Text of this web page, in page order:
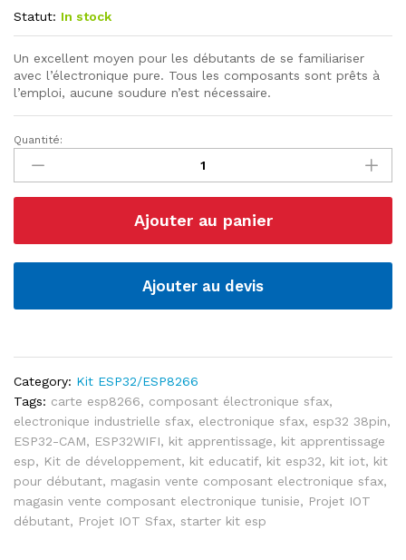
Statut: In stock
Un excellent moyen pour les débutants de se familiariser
avec l’électronique pure. Tous les composants sont prêts à
l’emploi, aucune soudure n’est nécessaire.
Starter
ESP-
32
IoT
quantité
Quantité:
Ajouter au panier
Ajouter au devis
Category: Kit ESP32/ESP8266
Tags: carte esp8266, composant électronique sfax,
electronique industrielle sfax, electronique sfax, esp32 38pin,
ESP32-CAM, ESP32WIFI, kit apprentissage, kit apprentissage
esp, Kit de développement, kit educatif, kit esp32, kit iot, kit
pour débutant, magasin vente composant electronique sfax,
magasin vente composant electronique tunisie, Projet IOT
débutant, Projet IOT Sfax, starter kit esp